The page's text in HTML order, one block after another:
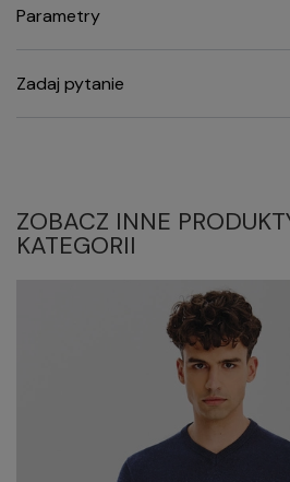
Parametry
Zadaj pytanie
ZOBACZ INNE
KATEGORII